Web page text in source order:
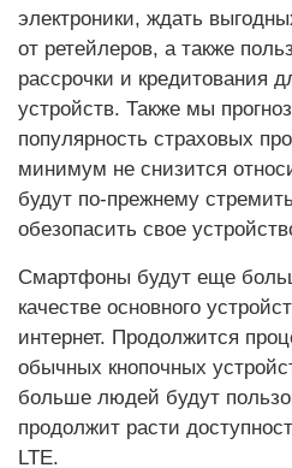
электроники, ждать
от ретейлеров, а также
рассрочки и кредитования
устройств. Также мы
популярность страховых
минимум не снизится
будут по-прежнему
обезопасить свое
Смартфоны будут еще
качестве основного
интернет. Продолжится
обычных кнопочных
больше людей будут
продолжит расти
LTE.